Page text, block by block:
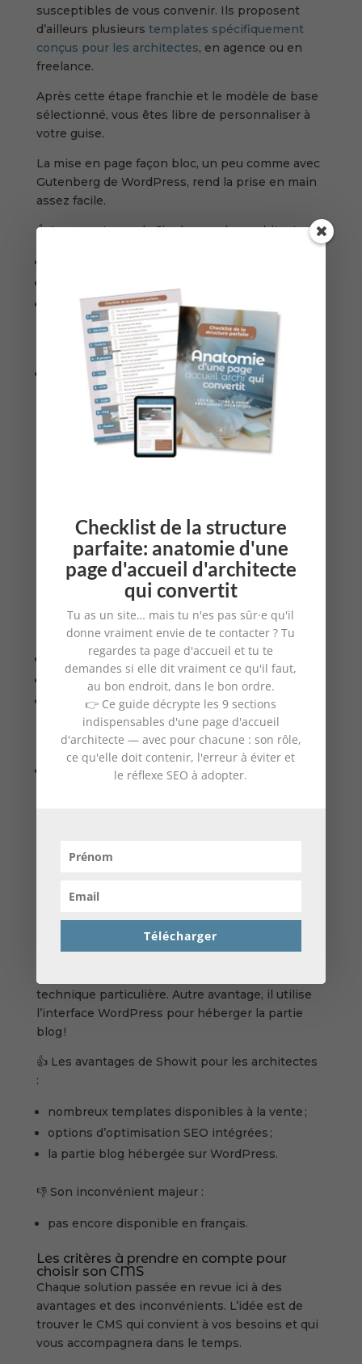
susceptibles de vous convenir. Ils proposent
d’ailleurs plusieurs templates spécifiquement
conçus pour les architectes, en agence ou en
freelance.
Après cette étape franchie et le modèle de base
sélectionné, vous êtes libre de personnaliser à
votre guise.
La mise en page façon bloc, un peu comme avec
Gutenberg de WordPress, rend la prise en main
assez facile.
👍 Les avantages de Jimdo pour les architectes :
nombreux widgets.
👎 Son inconvénient majeur :
choix restreint de templates.
5— Squarespace
Très apprécié des photographes et des
Squarespace
propose des sites
La plateforme offre elle aussi un service de
gestion tout-en-un. Elle intègre également un
outil d’emailing marketing très pratique.
👍 Les avantages de Squarespace pour les
architectes :
Des templates axés architecture ;
Outils SEO et emailing intégré ;
Galerie et carrousel pour un joli portfolio.
👎 Son inconvénient majeur :
prise en main complexe
populaire aux États-Unis,
nombreux webdesigners l’adoptent et le
Ce constructeur de sites propose une interface
technique particulière. Autre avantage, il utilise
l’interface WordPress pour héberger la partie
blog !
👍 Les avantages de Showit pour les architectes
:
nombreux templates disponibles à la vente ;
options d’optimisation SEO intégrées ;
la partie blog hébergée sur WordPress.
👎 Son inconvénient majeur :
pas encore disponible en français.
Les critères à prendre en compte pour
choisir son CMS
Chaque solution passée en revue ici à des
avantages et des inconvénients. L’idée est de
trouver le CMS qui convient à vos besoins et qui
vous accompagnera dans le temps.
Checklist de la structure
parfaite: anatomie d'une
page d'accueil d'architecte
qui convertit
Tu as un site… mais tu n'es pas sûr·e qu'il
donne vraiment envie de te contacter ? Tu
regardes ta page d'accueil et tu te
demandes si elle dit vraiment ce qu'il faut,
au bon endroit, dans le bon ordre.
👉 Ce guide décrypte les 9 sections
indispensables d'une page d'accueil
d'architecte — avec pour chacune : son rôle,
ce qu'elle doit contenir, l'erreur à éviter et
le réflexe SEO à adopter.
Télécharger